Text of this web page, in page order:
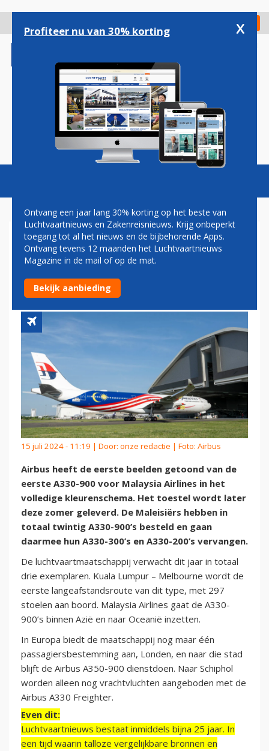
gaan
Check in
Magazine Podcasts Vacatures
AIRBUS TOONT EERSTE
A330NEO VOOR MALAYSIA
AIRLINES
15 juli 2024 - 11:19 | Door: onze redactie | Foto: Airbus
Airbus heeft de eerste beelden getoond van de
eerste A330-900 voor Malaysia Airlines in het
volledige kleurenschema. Het toestel wordt later
deze zomer geleverd. De Maleisiërs hebben in
totaal twintig A330-900’s besteld en gaan
daarmee hun A330-300’s en A330-200’s vervangen.
De luchtvaartmaatschappij verwacht dit jaar in totaal
drie exemplaren. Kuala Lumpur – Melbourne wordt de
eerste langeafstandsroute van dit type, met 297
stoelen aan boord. Malaysia Airlines gaat de A330-
900’s binnen Azië en naar Oceanië inzetten.
In Europa biedt de maatschappij nog maar één
passagiersbestemming aan, Londen, en naar die stad
blijft de Airbus A350-900 dienstdoen. Naar Schiphol
worden alleen nog vrachtvluchten aangeboden met de
Airbus A330 Freighter.
Even dit:
Luchtvaartnieuws bestaat inmiddels bijna 25 jaar. In
een tijd waarin talloze vergelijkbare bronnen en
Profiteer nu van 30% korting x
Ontvang een jaar lang 30% korting op het beste van
Luchtvaartnieuws en Zakenreisnieuws. Krijg onbeperkt
toegang tot al het nieuws en de bijbehorende Apps.
Ontvang tevens 12 maanden het Luchtvaartnieuws
Magazine in de mail of op de mat.
Bekijk aanbieding